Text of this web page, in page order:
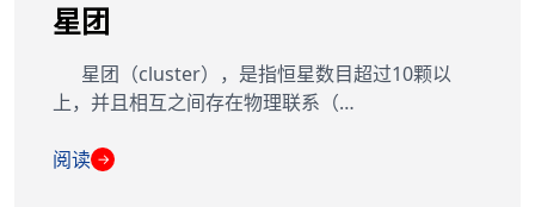
星团
星团（cluster），是指恒星数目超过10颗以
上，并且相互之间存在物理联系（…
阅读 →